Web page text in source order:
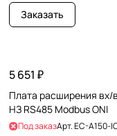
Заказать
5 651 ₽
Плата расширения вх/
НЗ RS485 Modbus ONI
Под заказАрт.EC-A150-